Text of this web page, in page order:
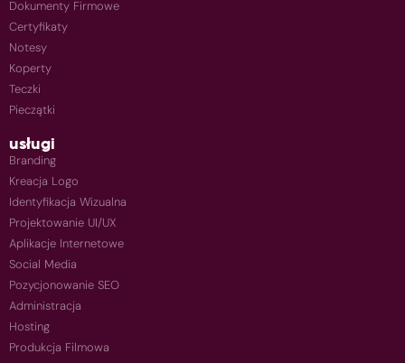
Dokumenty Firmowe
Certyfikaty
Notesy
Koperty
Teczki
Pieczątki
usługi
Branding
Kreacja Logo
Identyfikacja Wizualna
Projektowanie UI/UX
Aplikacje Internetowe
Social Media
Pozycjonowanie SEO
Administracja
Hosting
Produkcja Filmowa